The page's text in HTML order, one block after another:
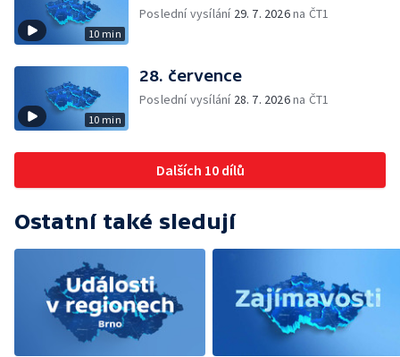
10 min
Poslední vysílání 29. 7. 2026na ČT1
10 min
28. července
Poslední vysílání 28. 7. 2026na ČT1
Dalších 10 dílů
Ostatní také sledují